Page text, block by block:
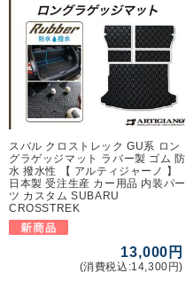
スバル クロストレック GU系 ロン
グラゲッジマット ラバー製 ゴム 防
水 撥水性 【 アルティジャーノ 】
日本製 受注生産 カー用品 内装パー
ツ カスタム SUBARU
CROSSTREK
13,000円
(消費税込:14,300円)